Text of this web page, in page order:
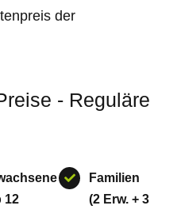
der
- Reguläre
12
Familien
(2 Erw. + 3